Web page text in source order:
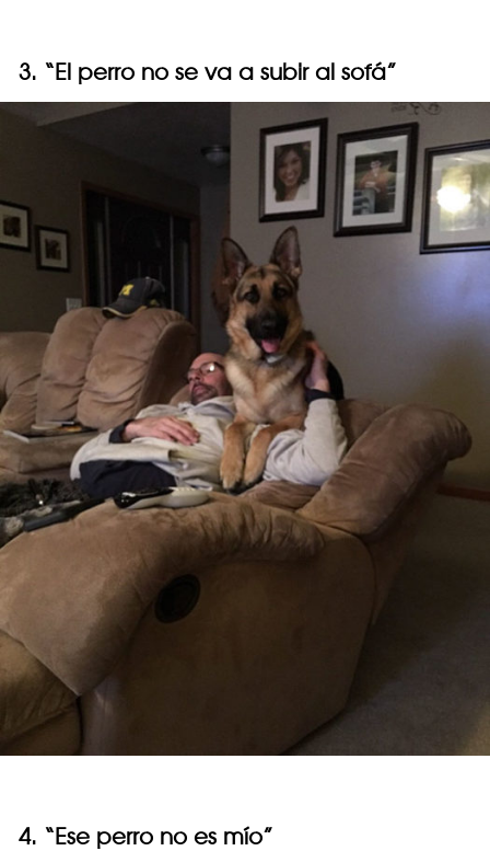
3. “El perro no se va a subir al sofá”
4. “Ese perro no es mío”